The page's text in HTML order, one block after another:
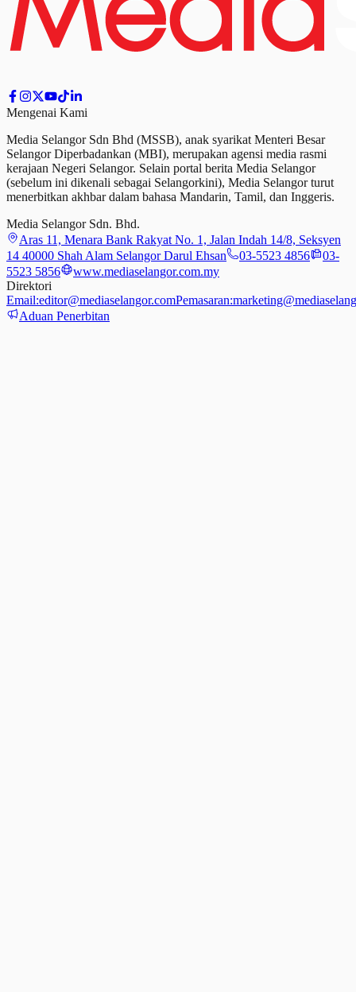
Mengenai Kami
Media Selangor Sdn Bhd (MSSB), anak syarikat Menteri Besar
Selangor Diperbadankan (MBI), merupakan agensi media rasmi
kerajaan Negeri Selangor. Selain portal berita Media Selangor
(sebelum ini dikenali sebagai Selangorkini), Media Selangor turut
menerbitkan akhbar dalam bahasa Mandarin, Tamil, dan Inggeris.
Media Selangor Sdn. Bhd.
Aras 11, Menara Bank Rakyat No. 1, Jalan Indah 14/8, Seksyen
14 40000 Shah Alam Selangor Darul Ehsan
03-5523 4856
03-
5523 5856
www.mediaselangor.com.my
Direktori
Email:editor@mediaselangor.comPemasaran:
Aduan Penerbitan